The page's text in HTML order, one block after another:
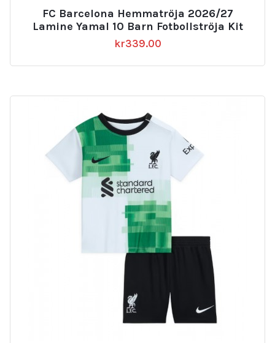
FC Barcelona Hemmatröja 2026/27
Lamine Yamal 10 Barn Fotbollströja Kit
kr339.00